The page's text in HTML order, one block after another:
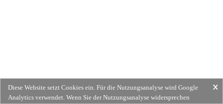
Diese Website setzt Cookies ein. Für die Nutzungsanalyse wird Google
Analytics verwendet. Wenn Sie der Nutzungsanalyse widersprechen